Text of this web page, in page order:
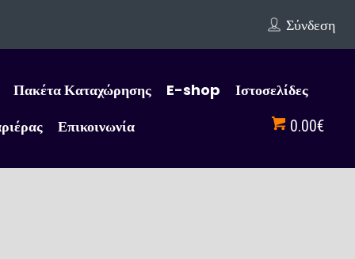
Σύνδεση
Πακέτα Καταχώρησης E-shop
Ιστοσελίδες
Επικοινωνία 0.00€